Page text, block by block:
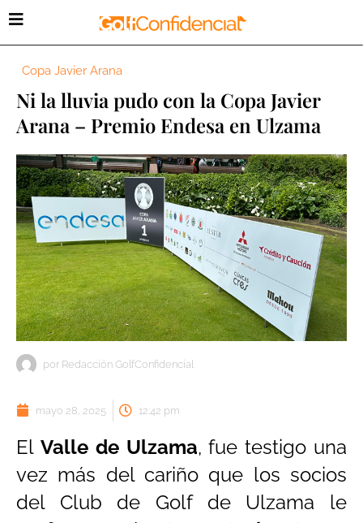
Copa Javier Arana
Ni la lluvia pudo con la Copa Javier
Arana – Premio Endesa en Ulzama
por Redacción GolfConfidencial
mayo 28, 2025 12:42 pm
El Valle de Ulzama, fue testigo una
vez más del cariño que los socios
del Club de Golf de Ulzama le